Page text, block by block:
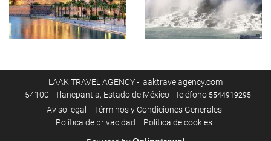
LAAK TRAVEL AGENCY - laaktravelagency.com
- 54100 - Tlanepantla, Estado de México | Teléfono 5544919295
Aviso legal
Términos y Condiciones Generales
Política de privacidad
Política de cookies